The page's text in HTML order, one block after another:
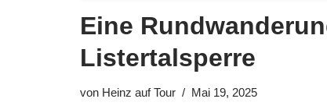
Eine
Listertalsperre
von Heinz auf Tour Mai 19, 2025